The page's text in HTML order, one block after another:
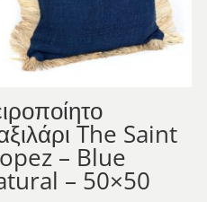
The Saint
– Blue
– 50×50